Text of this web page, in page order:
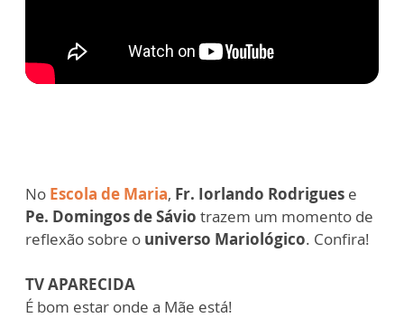
No Escola de Maria, Fr. Iorlando Rodrigues e
Pe. Domingos de Sávio trazem um momento de
reflexão sobre o universo Mariológico. Confira!
TV APARECIDA
É bom estar onde a Mãe está!